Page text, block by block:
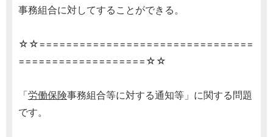
事務組合に対してすることができる。
☆☆================================
===================☆☆
「労働保険事務組合等に対する通知等」に関する問題
です。